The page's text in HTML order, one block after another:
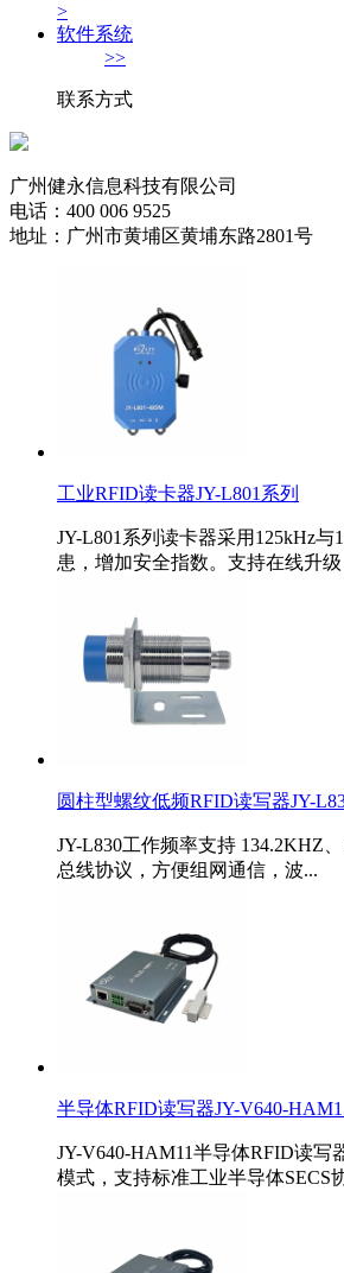
>
软件系统
>>
联系方式
广州健永信息科技有限公司
电话：400 006 9525
地址：广州市黄埔区黄埔东路2801号
工业RFID读卡器JY-L801系列
JY-L801系列读卡器采用125kHz
患，增加安全指数。支持在线升
圆柱型螺纹低频RFID读写器JY-
JY-L830工作频率支持 134.2KHZ
总线协议，方便组网通信，波...
半导体RFID读写器JY-V640-
JY-V640-HAM11半导体RFID读
模式，支持标准工业半导体SECS